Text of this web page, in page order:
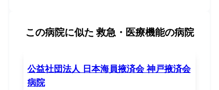
この病院に似た 救急・医療機能の病院
公益社団法人 日本海員掖済会 神戸掖済会
病院